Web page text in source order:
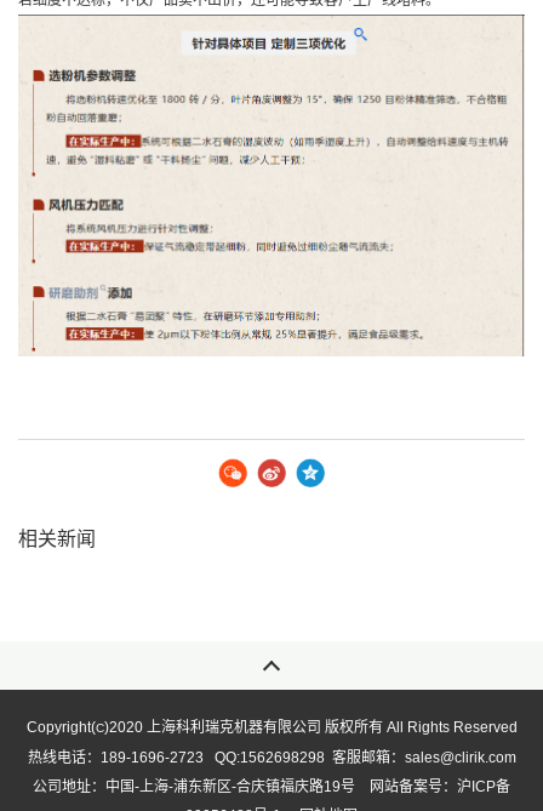
相关新闻
Copyright(C)2020 上海科利瑞克机器有限公司 版权所有 All Rights Reserved
热线电话：189-1696-2723 QQ:1562698298 客服邮箱：sales@clirik.com
公司地址：中国-上海-浦东新区-合庆镇福庆路19号 网站备案号： 沪ICP备